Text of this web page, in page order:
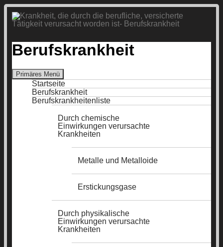
Berufskrankheit
Suchen
Primäres Menü
springen
Startseite
Berufskrankheit
Berufskrankheitenliste
Durch chemische
Einwirkungen verursachte
Krankheiten
Metalle und Metalloide
Erstickungsgase
Durch physikalische
Einwirkungen verursachte
Krankheiten